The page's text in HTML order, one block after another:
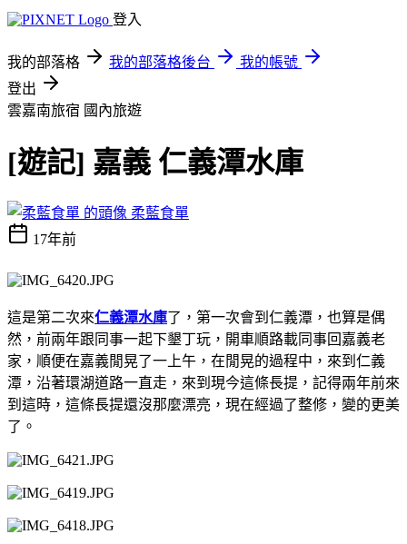
登入
我的部落格 我的部落格後台
我的帳號
登出
雲嘉南旅宿 國內旅遊
[遊記] 嘉義 仁義潭水庫
柔藍食單
17年前
這是第二次來仁義潭水庫了，第一次會到仁義潭，也算是偶
然，前兩年跟同事一起下墾丁玩，開車順路載同事回嘉義老
家，順便在嘉義閒晃了一上午，在閒晃的過程中，來到仁義
潭，沿著環湖道路一直走，來到現今這條長提，記得兩年前來
到這時，這條長提還沒那麼漂亮，現在經過了整修，變的更美
了。